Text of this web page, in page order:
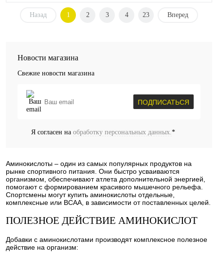
Назад 1 2 3 4 23 Вперед
Новости магазина
Свежие новости магазина
ПОДПИСАТЬСЯ
Я согласен на обработку персональных данных. *
Аминокислоты – один из самых популярных продуктов на
рынке спортивного питания. Они быстро усваиваются
организмом, обеспечивают атлета дополнительной энергией,
помогают с формированием красивого мышечного рельефа.
Спортсмены могут купить аминокислоты отдельные,
комплексные или BCAA, в зависимости от поставленных целей.
ПОЛЕЗНОЕ ДЕЙСТВИЕ АМИНОКИСЛОТ
Добавки с аминокислотами производят комплексное полезное
действие на организм: